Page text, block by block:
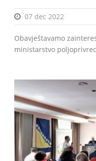
07 dec 2022
Obavještavamo
ministarstvo